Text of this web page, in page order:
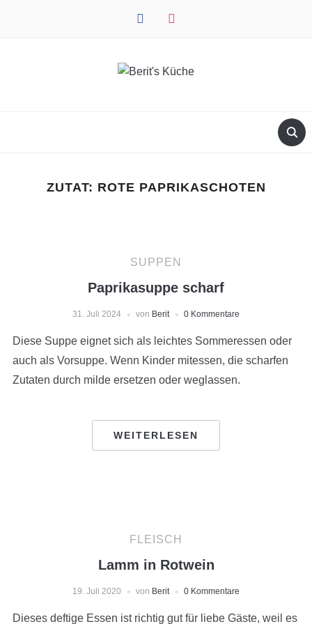
facebook instagram
ZUTAT: ROTE PAPRIKASCHOTEN
SUPPEN
Paprikasuppe scharf
31. Juli 2024 von Berit 0 Kommentare
Diese Suppe eignet sich als leichtes Sommeressen oder
auch als Vorsuppe. Wenn Kinder mitessen, die scharfen
Zutaten durch milde ersetzen oder weglassen.
WEITERLESEN
FLEISCH
Lamm in Rotwein
19. Juli 2020 von Berit 0 Kommentare
Dieses deftige Essen ist richtig gut für liebe Gäste, weil es